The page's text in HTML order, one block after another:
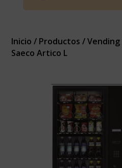
Inicio / Productos /Vending
Saeco Artico L